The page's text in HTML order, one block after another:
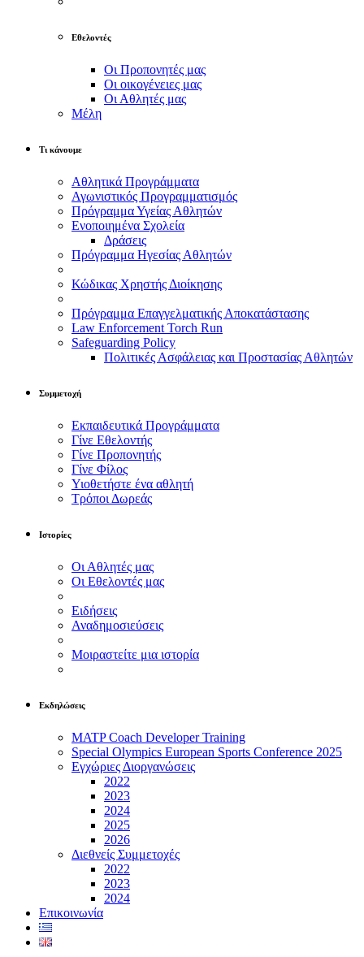
Εθελοντές
Οι Προπονητές μας
Οι οικογένειες μας
Οι Αθλητές μας
Μέλη
Τι κάνουμε
Αθλητικά Προγράμματα
Αγωνιστικός Προγραμματισμός
Πρόγραμμα Υγείας Αθλητών
Ενοποιημένα Σχολεία
Δράσεις
Πρόγραμμα Ηγεσίας Αθλητών
Κώδικας Χρηστής Διοίκησης
Πρόγραμμα Επαγγελματικής Αποκατάστασης
Law Enforcement Torch Run
Safeguarding Policy
Πολιτικές Ασφάλειας και Προστασίας Αθλητών
Συμμετοχή
Εκπαιδευτικά Προγράμματα
Γίνε Εθελοντής
Γίνε Προπονητής
Γίνε Φίλος
Υιοθετήστε ένα αθλητή
Τρόποι Δωρεάς
Ιστορίες
Οι Αθλητές μας
Οι Εθελοντές μας
Ειδήσεις
Αναδημοσιεύσεις
Μοιραστείτε μια ιστορία
Εκδηλώσεις
MATP Coach Developer Training
Special Olympics European Sports Conference 2025
Εγχώριες Διοργανώσεις
2022
2023
2024
2025
2026
Διεθνείς Συμμετοχές
2022
2023
2024
Επικοινωνία